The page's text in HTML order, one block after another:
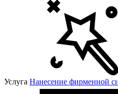
Услуга Нанесение фирменной